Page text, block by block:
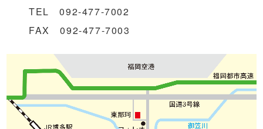
TEL 092-477-7002
FAX 092-477-7003